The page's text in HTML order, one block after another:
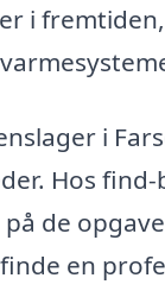
i
i
Hos
de
en